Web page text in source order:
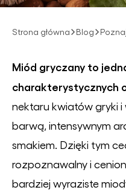
Strona główna Blog
Miód gryczany to
charakterystycznych
nektaru kwiatów gryki i
barwą, intensywnym
smakiem. Dzięki tym
rozpoznawalny i
bardziej wyraziste